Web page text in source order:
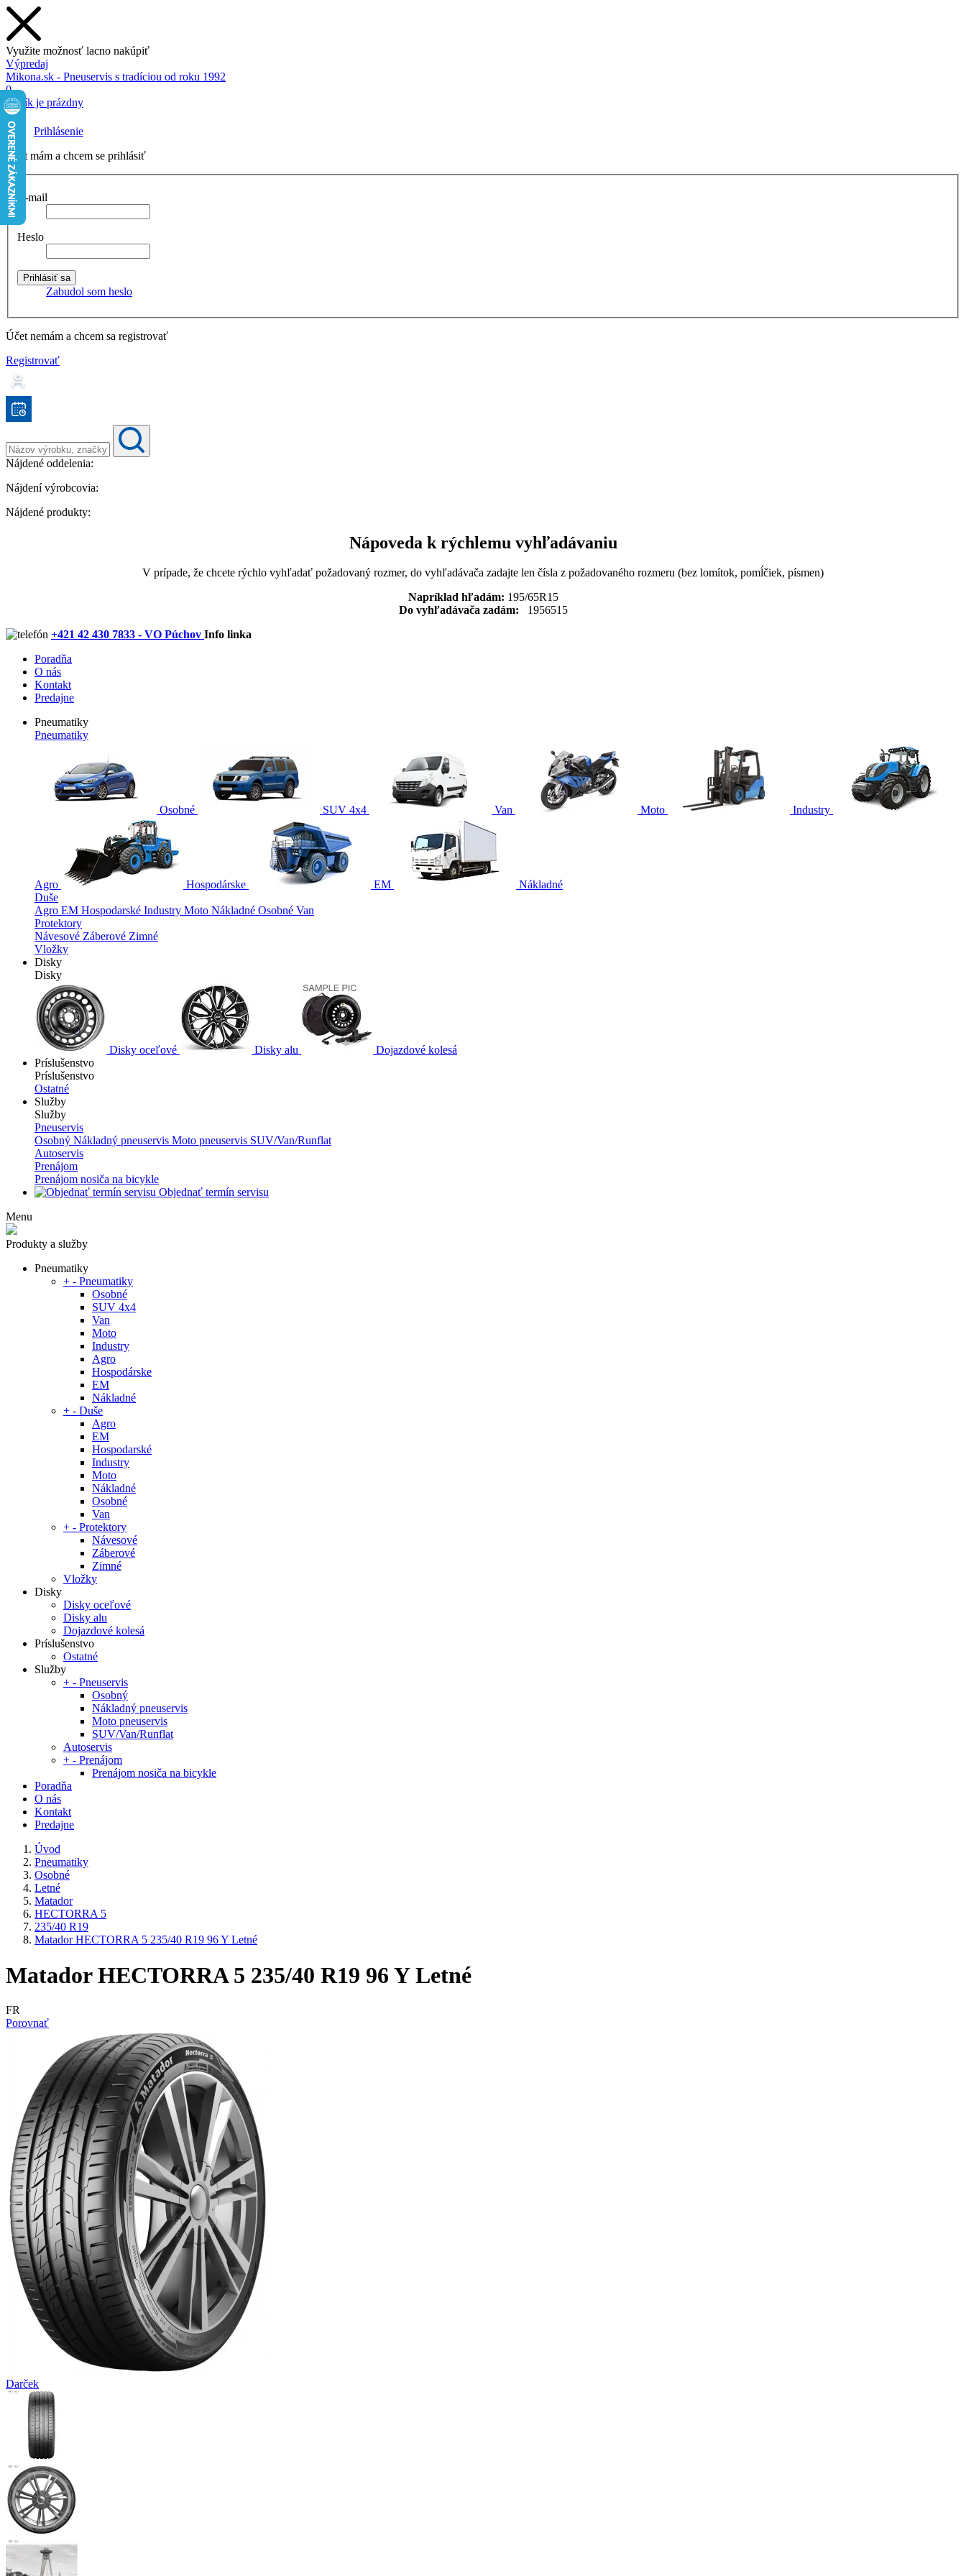
Využite možnosť lacno nakúpiť
Výpredaj
Mikona.sk - Pneuservis s tradíciou od roku 1992
0
Košík je prázdny
Prihlásenie
Účet mám a chcem se prihlásiť
E-mail
Heslo
Zabudol som heslo
Účet nemám a chcem sa registrovať
Registrovať
Nájdené oddelenia:
Nájdení výrobcovia:
Nájdené produkty:
Nápoveda k rýchlemu vyhľadávaniu
V prípade, že chcete rýchlo vyhľadať požadovaný rozmer, do vyhľadávača zadajte len čísla z požadovaného rozmeru (bez lomítok, pomĺčiek, písmen)
Napríklad hľadám: 195/65R15
Do vyhľadávača zadám: 1956515
+421 42 430 7833 - VO Púchov Info linka
Poradňa
O nás
Kontakt
Predajne
Pneumatiky
Pneumatiky
Osobné SUV 4x4 Van Moto Industry
Agro Hospodárske EM
Nákladné
Duše
Agro EM Hospodarské Industry Moto Nákladné Osobné Van
Protektory
Návesové Záberové Zimné
Vložky
Disky
Disky
Disky oceľové Disky alu
Dojazdové kolesá
Príslušenstvo
Príslušenstvo
Ostatné
Služby
Služby
Pneuservis
Osobný Nákladný pneuservis Moto pneuservis SUV/Van/Runflat
Autoservis
Prenájom
Prenájom nosiča na bicykle
Objednať termín servisu
Menu
Produkty a služby
Pneumatiky
+ - Pneumatiky
Osobné
SUV 4x4
Van
Moto
Industry
Agro
Hospodárske
EM
Nákladné
+ - Duše
Agro
EM
Hospodarské
Industry
Moto
Nákladné
Osobné
Van
+ - Protektory
Návesové
Záberové
Zimné
Vložky
Disky
Disky oceľové
Disky alu
Dojazdové kolesá
Príslušenstvo
Ostatné
Služby
+ - Pneuservis
Osobný
Nákladný pneuservis
Moto pneuservis
SUV/Van/Runflat
Autoservis
+ - Prenájom
Prenájom nosiča na bicykle
Poradňa
O nás
Kontakt
Predajne
Úvod
Pneumatiky
Osobné
Letné
Matador
HECTORRA 5
235/40 R19
Matador HECTORRA 5 235/40 R19 96 Y Letné
Matador HECTORRA 5 235/40 R19 96 Y Letné
FR
Porovnať
Darček